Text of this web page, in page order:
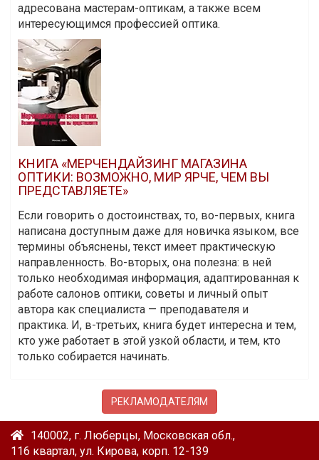
адресована мастерам-оптикам, а также всем
интересующимся профессией оптика.
КНИГА «МЕРЧЕНДАЙЗИНГ МАГАЗИНА
ОПТИКИ: ВОЗМОЖНО, МИР ЯРЧЕ, ЧЕМ ВЫ
ПРЕДСТАВЛЯЕТЕ»
Если говорить о достоинствах, то, во-первых, книга
написана доступным даже для новичка языком, все
термины объяснены, текст имеет практическую
направленность. Во-вторых, она полезна: в ней
только необходимая информация, адаптированная к
работе салонов оптики, советы и личный опыт
автора как специалиста — преподавателя и
практика. И, в-третьих, книга будет интересна и тем,
кто уже работает в этой узкой области, и тем, кто
только собирается начинать.
РЕКЛАМОДАТЕЛЯМ
140002, г. Люберцы, Московская обл.,
116 квартал, ул. Кирова, корп. 12-139